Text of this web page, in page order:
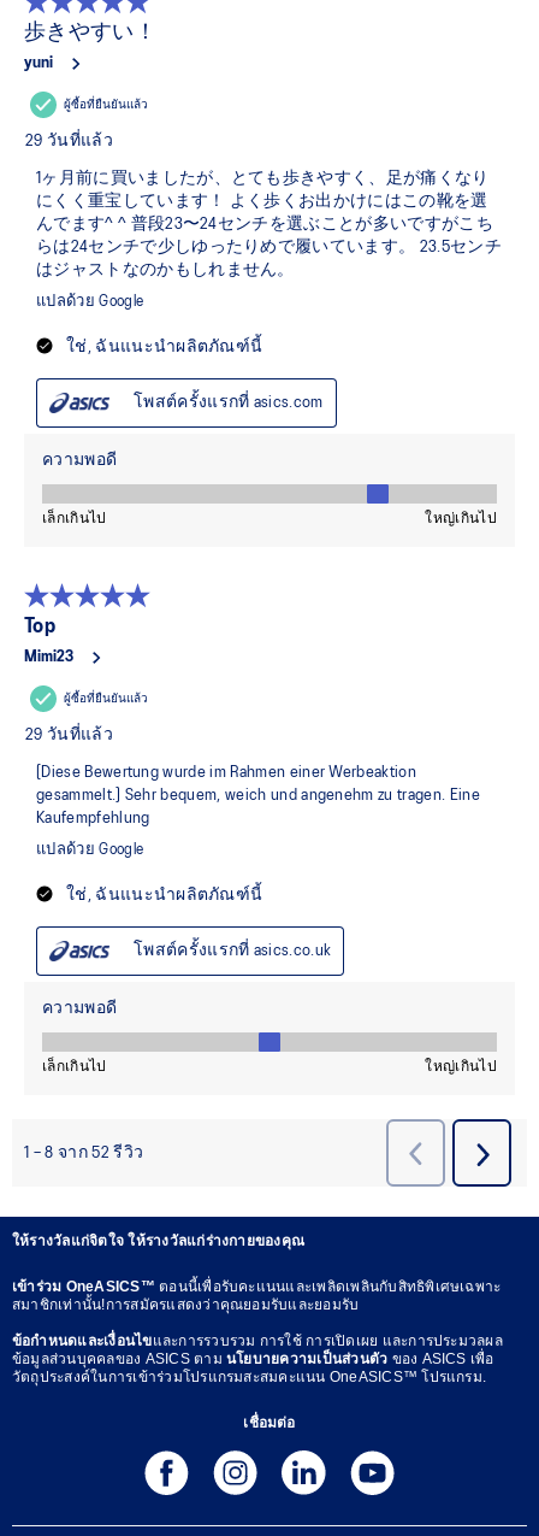
ให้รางวัลแก่จิตใจ ให้รางวัลแก่ร่างกายของคุณ
เข้าร่วม OneASICS™ตอนนี้เพื่อรับคะแนนและเพลิดเพลินกับสิทธิพิเศษเฉพาะ
สมาชิกเท่านั้น!การสมัครแสดงว่าคุณยอมรับและยอมรับ
ข้อกำหนดและเงื่อนไขและการรวบรวม การใช้ การเปิดเผย และการประมวลผล
ข้อมูลส่วนบุคคลของ ASICS ตาม นโยบายความเป็นส่วนตัว ของ ASICS เพื่อ
วัตถุประสงค์ในการเข้าร่วมโปรแกรมสะสมคะแนน OneASICS™ โปรแกรม.
เชื่อมต่อ